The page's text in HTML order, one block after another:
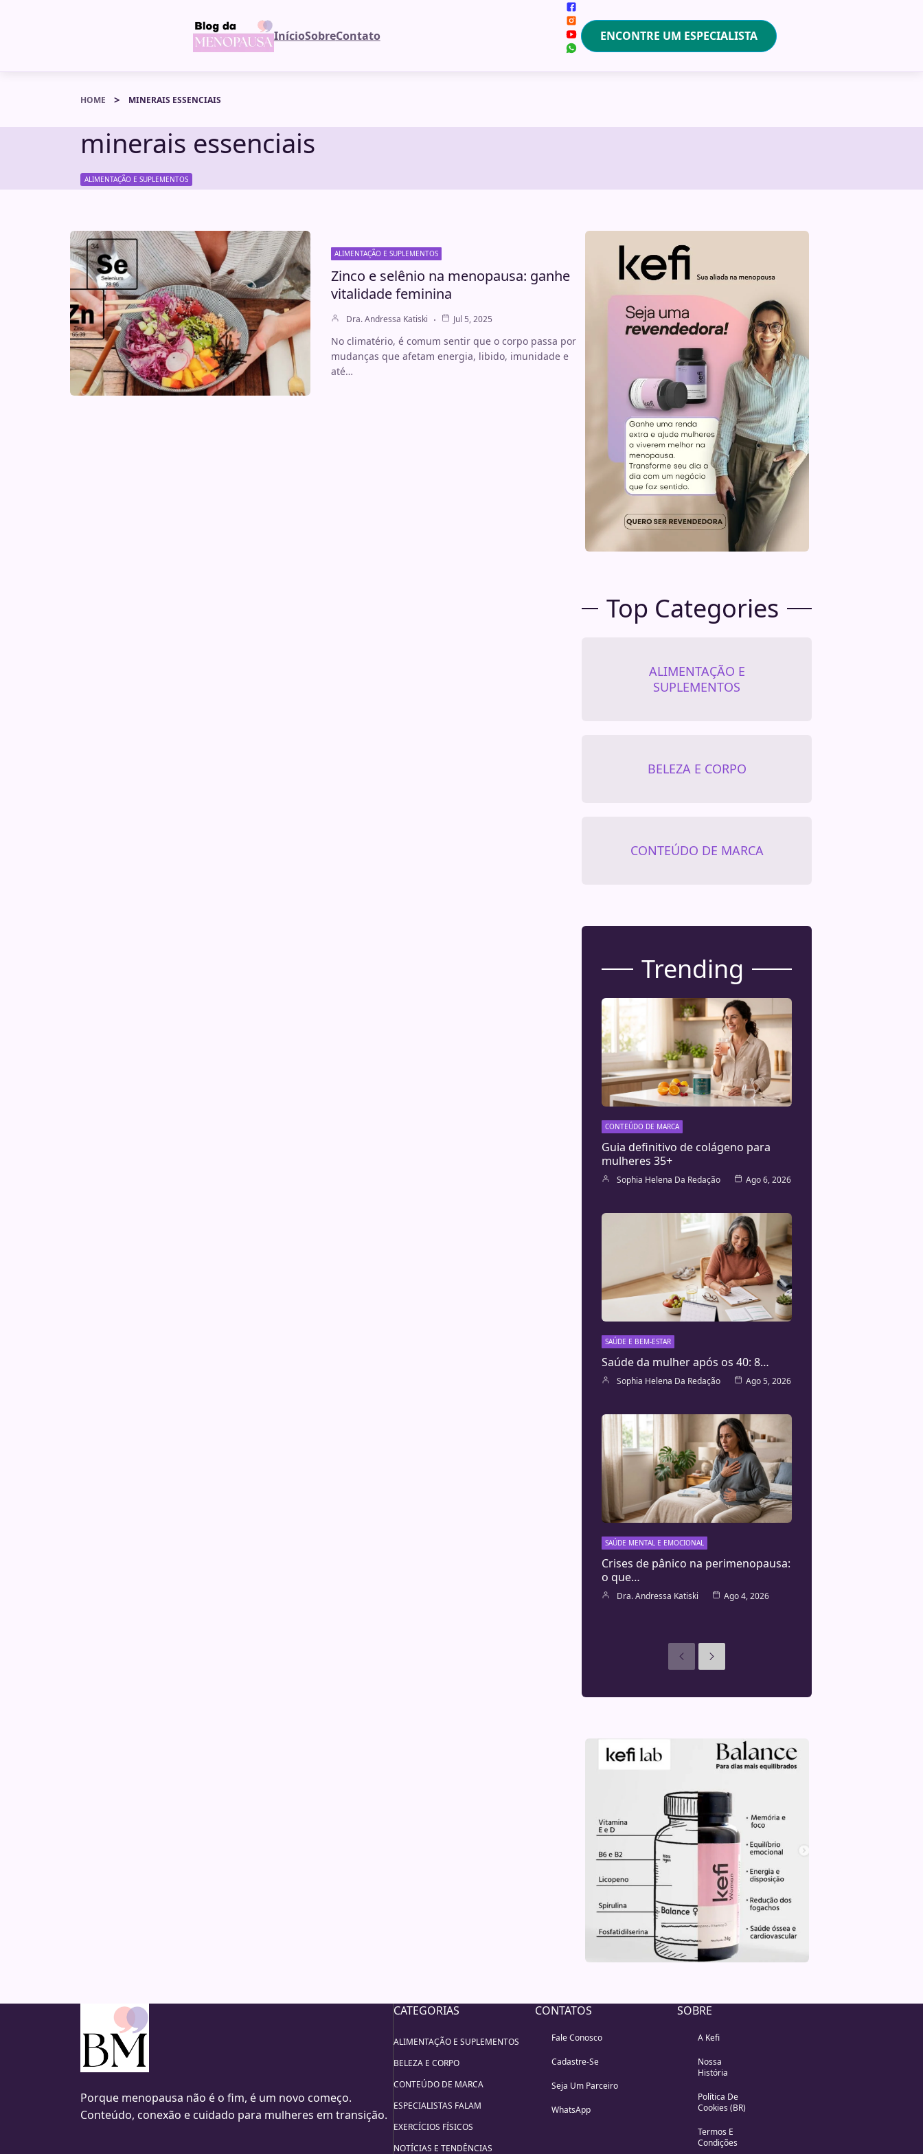
InícioSobreContato ENCONTRE UM ESPECIALISTA
HOME MINERAIS ESSENCIAIS
minerais essenciais
ALIMENTAÇÃO E SUPLEMENTOS
ALIMENTAÇÃO E SUPLEMENTOS
Zinco e selênio na menopausa: ganhe
vitalidade feminina
Dra. Andressa Katiski Jul 5, 2025
No climatério, é comum sentir que o corpo passa por
mudanças que afetam energia, libido, imunidade e
até…
Top Categories
ALIMENTAÇÃO E
SUPLEMENTOS
BELEZA E CORPO
CONTEÚDO DE MARCA
Trending
CONTEÚDO DE MARCA
Guia definitivo de colágeno para
mulheres 35+
Sophia Helena Da Redação Ago 6, 2026
SAÚDE E BEM-ESTAR
Saúde da mulher após os 40: 8…
Sophia Helena Da Redação Ago 5, 2026
SAÚDE MENTAL E EMOCIONAL
Crises de pânico na perimenopausa:
o que…
Dra. Andressa Katiski Ago 4, 2026
AnterioresSeguinte
Porque menopausa não é o fim, é um novo começo.
Conteúdo, conexão e cuidado para mulheres em transição.
CATEGORIAS
ALIMENTAÇÃO E SUPLEMENTOS
BELEZA E CORPO
CONTEÚDO DE MARCA
ESPECIALISTAS FALAM
EXERCÍCIOS FÍSICOS
NOTÍCIAS E TENDÊNCIAS
CONTATOS
Fale Conosco
Cadastre-Se
Seja Um Parceiro
WhatsApp
SOBRE
A Kefi
Nossa
História
Política De
Cookies (BR)
Termos E
Condições